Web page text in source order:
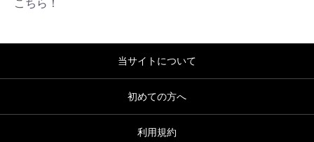
こちら！
当サイトについて
初めての方へ
利用規約